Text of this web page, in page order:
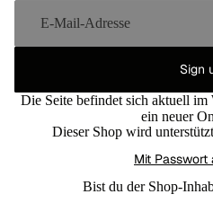
Sign
Die Seite befindet sich aktuell im
ein neuer
Dieser Shop wird
Mit Passwort
Bist du der Shop-